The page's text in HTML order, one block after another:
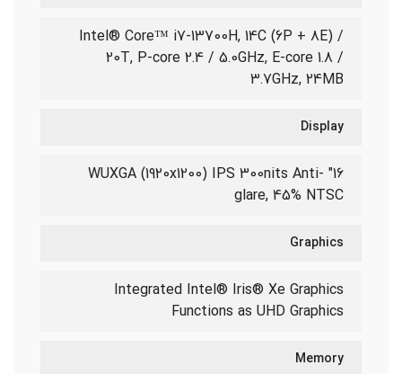
Intel® Core™ i7-13700H, 14C (6P + 8E) /
20T, P-core 2.4 / 5.0GHz, E-core 1.8 /
3.7GHz, 24MB
Display
16" WUXGA (1920x1200) IPS 300nits Anti-
glare, 45% NTSC
Graphics
Integrated Intel® Iris® Xe Graphics
Functions as UHD Graphics
Memory